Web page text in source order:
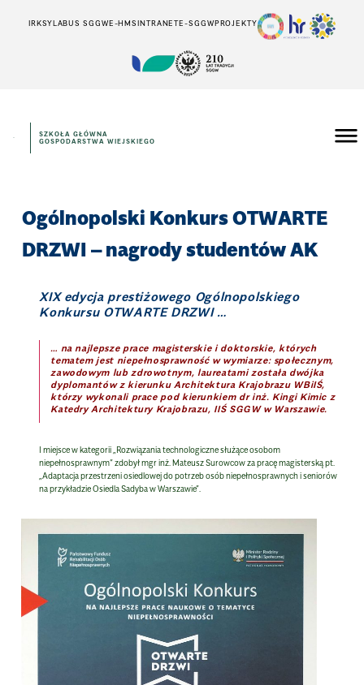
IRKSYLABUS SGGWE-HMSINTRANETE-SGGWPROJEKTY
SZKOŁA GŁÓWNA
GOSPODARSTWA WIEJSKIEGO
Ogólnopolski Konkurs OTWARTE
DRZWI – nagrody studentów AK
XIX edycja prestiżowego Ogólnopolskiego
Konkursu OTWARTE DRZWI …
… na najlepsze prace magisterskie i doktorskie, których
tematem jest niepełnosprawność w wymiarze: społecznym,
zawodowym lub zdrowotnym, laureatami została dwójka
dyplomantów z kierunku Architektura Krajobrazu WBiIŚ,
którzy wykonali prace pod kierunkiem dr inż. Kingi Kimic z
Katedry Architektury Krajobrazu, IIŚ SGGW w Warszawie.
I miejscew kategorii „Rozwiązania technologiczne służące osobom
niepełnosprawnym” zdobyłmgr inż. Mateusz Surowcowza pracę magisterską pt.
„Adaptacja przestrzeni osiedlowej do potrzeb osób niepełnosprawnych i seniorów
na przykładzie Osiedla Sadyba w Warszawie”.